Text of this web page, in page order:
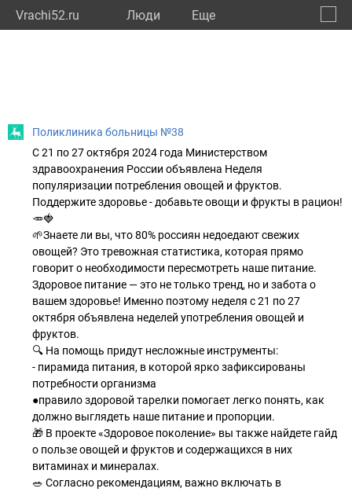
Vrachi52.ru Люди Eще
Поликлиника больницы №38
С 21 по 27 октября 2024 года Министерством
здравоохранения России объявлена Неделя
популяризации потребления овощей и фруктов.
Поддержите здоровье - добавьте овощи и фрукты в рацион!
🥕🍓
🌱Знаете ли вы, что 80% россиян недоедают свежих
овощей? Это тревожная статистика, которая прямо
говорит о необходимости пересмотреть наше питание.
Здоровое питание — это не только тренд, но и забота о
вашем здоровье! Именно поэтому неделя с 21 по 27
октября объявлена неделей употребления овощей и
фруктов.
🔍 На помощь придут несложные инструменты:
- пирамида питания, в которой ярко зафиксированы
потребности организма
●правило здоровой тарелки помогает легко понять, как
должно выглядеть наше питание и пропорции.
🎁 В проекте «Здоровое поколение» вы также найдете гайд
о пользе овощей и фруктов и содержащихся в них
витаминах и минералах.
🥗 Согласно рекомендациям, важно включать в